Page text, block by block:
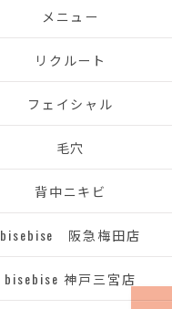
メニュー
リクルート
フェイシャル
毛穴
背中ニキビ
bisebise 阪急梅田店
bisebise 神戸三宮店